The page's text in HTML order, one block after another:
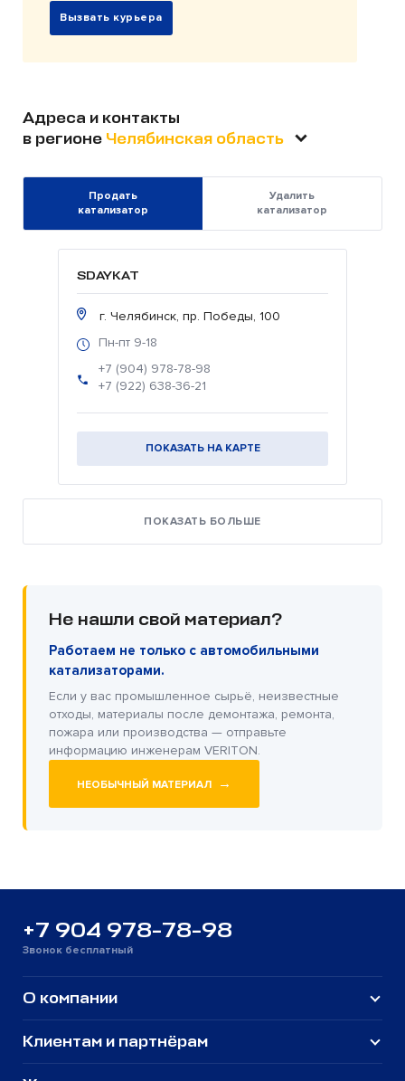
Вызвать курьера
Адреса и контакты
в регионе Челябинская область
Продать
катализатор
Удалить
катализатор
SDAYKAT
г. Челябинск, пр. Победы, 100
Пн-пт 9-18
+7 (904) 978-78-98
+7 (922) 638-36-21
ПОКАЗАТЬ НА КАРТЕ
ПОКАЗАТЬ БОЛЬШЕ
Не нашли свой материал?
Работаем не только с автомобильными
катализаторами.
Если у вас промышленное сырьё, неизвестные
отходы, материалы после демонтажа, ремонта,
пожара или производства — отправьте
информацию инженерам VERITON.
НЕОБЫЧНЫЙ МАТЕРИАЛ →
+7 904 978-78-98
Звонок бесплатный
О компании
Клиентам и партнёрам